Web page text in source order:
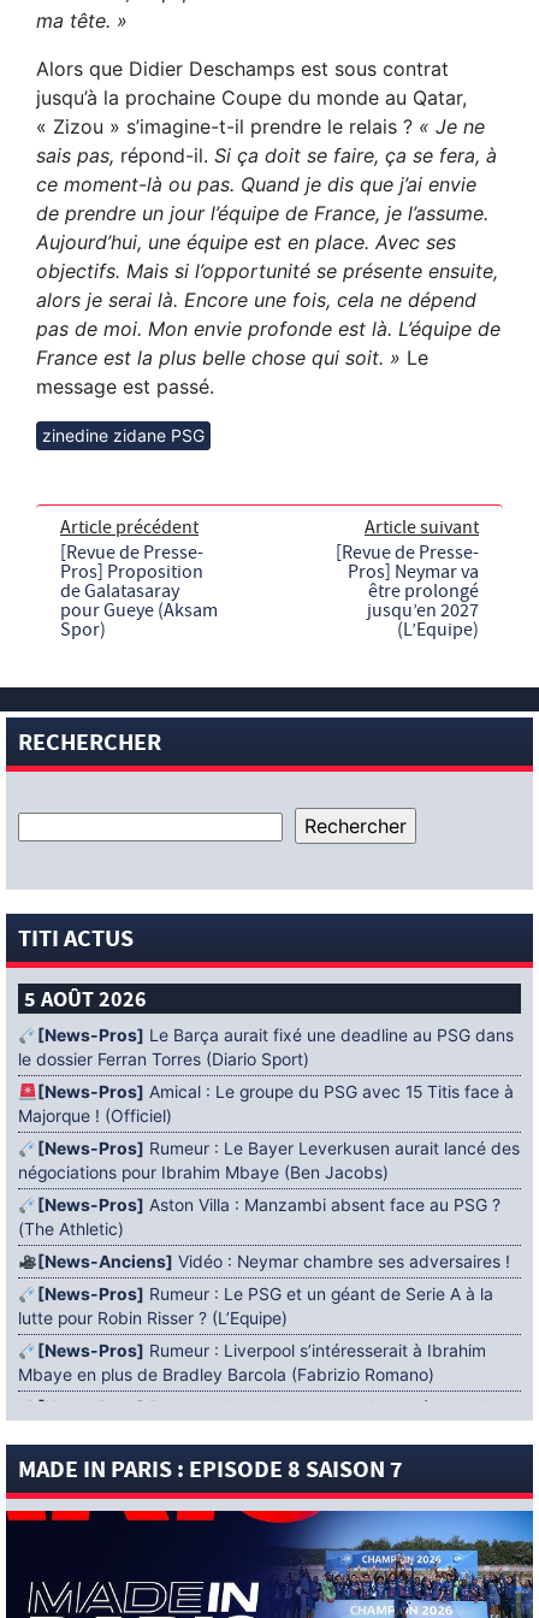
ma tête. »
Alors que Didier Deschamps est sous contrat
jusqu’à la prochaine Coupe du monde au Qatar,
« Zizou » s’imagine-t-il prendre le relais ? « Je ne
sais pas, répond-il. Si ça doit se faire, ça se fera, à
ce moment-là ou pas. Quand je dis que j’ai envie
de prendre un jour l’équipe de France, je l’assume.
Aujourd’hui, une équipe est en place. Avec ses
objectifs. Mais si l’opportunité se présente ensuite,
alors je serai là. Encore une fois, cela ne dépend
pas de moi. Mon envie profonde est là. L’équipe de
France est la plus belle chose qui soit. » Le
message est passé.
zinedine zidane PSG
Article précédent
[Revue de Presse-
Pros] Proposition
de Galatasaray
pour Gueye (Aksam
Spor)
Article suivant
[Revue de Presse-
Pros] Neymar va
être prolongé
jusqu’en 2027
(L’Equipe)
RECHERCHER
TITI ACTUS
5 AOÛT 2026
[News-Pros] Le Barça aurait fixé une deadline au PSG dans
le dossier Ferran Torres (Diario Sport)
[News-Pros] Amical : Le groupe du PSG avec 15 Titis face à
Majorque ! (Officiel)
[News-Pros] Rumeur : Le Bayer Leverkusen aurait lancé des
négociations pour Ibrahim Mbaye (Ben Jacobs)
[News-Pros] Aston Villa : Manzambi absent face au PSG ?
(The Athletic)
[News-Anciens] Vidéo : Neymar chambre ses adversaires !
[News-Pros] Rumeur : Le PSG et un géant de Serie A à la
lutte pour Robin Risser ? (L’Equipe)
[News-Pros] Rumeur : Liverpool s’intéresserait à Ibrahim
Mbaye en plus de Bradley Barcola (Fabrizio Romano)
[News-Pros]
Rumeur : Accord contractuel trouvé entre le
[News-Pros]Rumeur : Le PSG aurait lancé un ultimatum
pour boucler le dossier Ferran Torres (Matteo Moretto)
4 AOÛT 2026
Mercato : Khalil Ayari prêté à Dunkerque
(Officiel)
MADE IN PARIS : EPISODE 8 SAISON 7